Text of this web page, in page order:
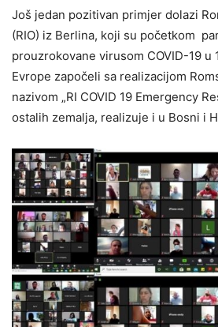
Još jedan pozitivan primjer dolazi
(RIO) iz Berlina, koji su početkom
prouzrokovane virusom COVID-19 u
Evrope započeli sa realizacijom
nazivom „RI COVID 19 Emergency
ostalih zemalja, realizuje i u Bosni i